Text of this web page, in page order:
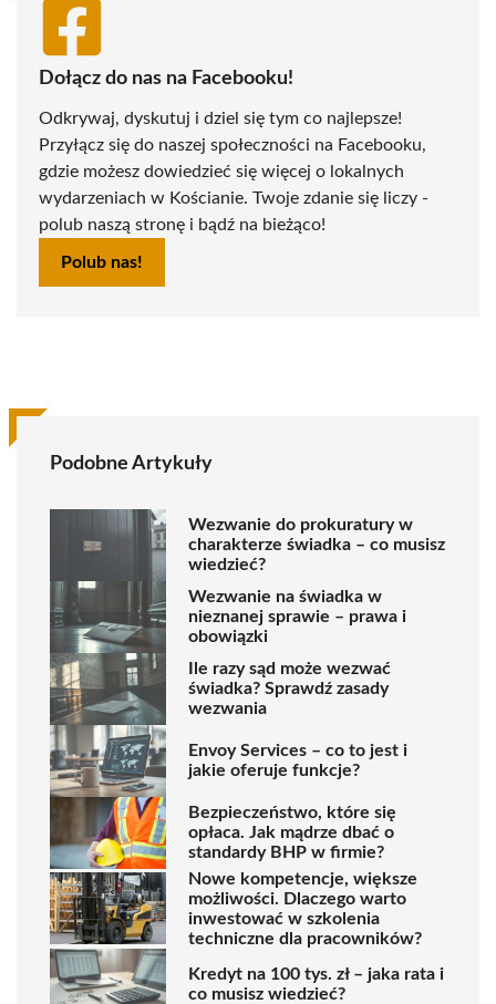
Dołącz do nas na Facebooku!
Odkrywaj, dyskutuj i dziel się tym co najlepsze!
Przyłącz się do naszej społeczności na Facebooku,
gdzie możesz dowiedzieć się więcej o lokalnych
wydarzeniach w Kościanie. Twoje zdanie się liczy -
polub naszą stronę i bądź na bieżąco!
Polub nas!
Podobne Artykuły
Wezwanie do prokuratury w
charakterze świadka – co musisz
wiedzieć?
Wezwanie na świadka w
nieznanej sprawie – prawa i
obowiązki
Ile razy sąd może wezwać
świadka? Sprawdź zasady
wezwania
Envoy Services – co to jest i
jakie oferuje funkcje?
Bezpieczeństwo, które się
opłaca. Jak mądrze dbać o
standardy BHP w firmie?
Nowe kompetencje, większe
możliwości. Dlaczego warto
inwestować w szkolenia
techniczne dla pracowników?
Kredyt na 100 tys. zł – jaka rata i
co musisz wiedzieć?